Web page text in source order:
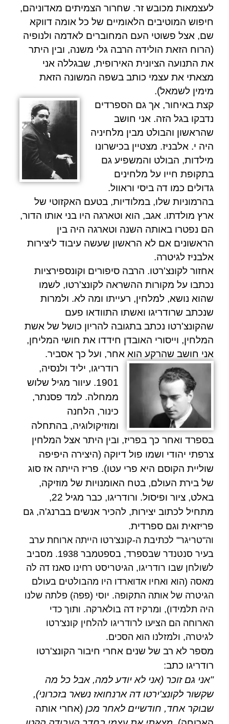
לעצמאות מכובש זר. שחרור הצמיתים מאדוניהם,
חיפוש המוטיבים הלאומיים של כל אומה דווקא
שם, אצל פשוטי העם המחוברים לאדמה ולנופיה
(הרוח הזאת הולידה הרבה גלי משנה, ובין היתר
את התנועה הציונית האירופית, שבגללה אני
מצאתי את עצמי כותב בשפה המשונה הזאת
מימין לשמאל).
קצת באיחור, אך גם הספרדים
נדבקו בגל הזה. אני חושב
שהראשון והבולט מבין מלחיניה
היה י. אלבניז. מצטיין בכישרונו
מילדות, הבולט והמשפיע גם
בתקופת חייו על מלחינים
גדולים כמו דה ביסי וראוול.
בהרמוניות שלו, במלודיות, בטעם האקזוטי של
ארץ מולדתו. אגב, הוא וטארגה היו בני אותו הדור,
הם נפטרו באותה השנה וטארגה היה בין
הראשונים אם לא הראשון שעשה עיבוד ליצירות
אלבניז לגיטרה.
אחזור לקונצ'רטו. הרבה סיפורים וקונספירציות
נכתבו על מקורות ההשראה לקונצ'רטו, לשמו
שהוא נושא, למלחין, רעייתו ומה לא. ולמרות
שנכתב שרודריגו ואשתו התוודאו פעם
שהקונצ'רטו נכתב בתגובה להריון כושל של אשת
המלחין, וייסורי האובדן חידדו את חושי המליחן,
אני חושב שהרקע הוא אחר, ועל כך אסביר.
רודריגו, יליד ולנסיה,
1901. עיוור מגיל שלוש
ממחלה. למד פסנתר,
כינור, הלחנה
ומוזיקולוגיה, בהתחלה
בספרד ואחר כך בפריז, ובין היתר אצל המלחין
צרפתי יהודי ושמו פול דיוקה (היצירה היפיפה
שוליית הקוסם היא פרי עטו). פריז הייתה אז סוג
של בירת העולם, בטח האומנויות של מוזיקה,
באלט, ציור ופיסול. ורודריגו,
כבר מגיל 22,
מתחיל לכתוב יצירות, להכיר אנשים בברנג'ה, גם
פריזאית וגם ספרדית.
וה"טריגר" לכתיבת ה-קונצ'רטו הייתה ארוחת ערב
בעיר סנטנדר
שבספרד, בספטמבר 1938. מסביב
לשולחן שבו רודריגו, הגיטריסט רחינו סאנז דה לה
מאסה (הוא ואחיו אדוארדו היו מהבולטים בעולם
הגיטרה של אותה התקופה. יוסי (פפה) פלתה שלנו
היה תלמידו), ומרקיז דה בולארקה. ותוך כדי
הארוחה הם הציעו לרודריגו להלחין קונצ'רטו
לגיטרה, ולמזלנו הוא הסכים.
מספר לא רב של שנים אחרי חיבור הקונצ'רטו
רודריגו כתב:
"אני גם זוכר (אני לא יודע למה, אבל כל מה
שקשור לקונצ'ירטו דה ארנחואז נשאר בזכרוני),
שבוקר אחד, חודשיים לאחר מכן (אחרי אותה